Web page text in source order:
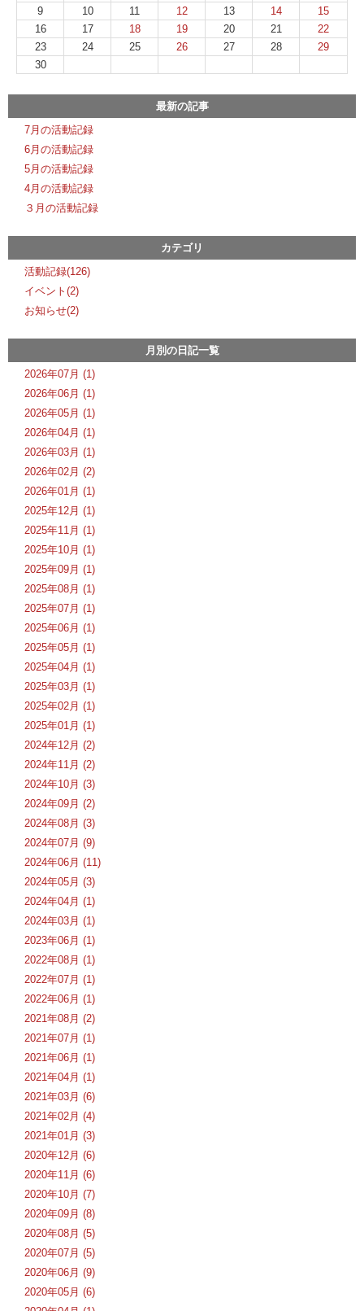
9
10 11 12 13 14
15
16
17 18 19 20 21
22
23
24 25 26 27 28
29
30
最新の記事
7月の活動記録
6月の活動記録
5月の活動記録
4月の活動記録
３月の活動記録
カテゴリ
活動記録(126)
イベント(2)
お知らせ(2)
月別の日記一覧
2026年07月 (1)
2026年06月 (1)
2026年05月 (1)
2026年04月 (1)
2026年03月 (1)
2026年02月 (2)
2026年01月 (1)
2025年12月 (1)
2025年11月 (1)
2025年10月 (1)
2025年09月 (1)
2025年08月 (1)
2025年07月 (1)
2025年06月 (1)
2025年05月 (1)
2025年04月 (1)
2025年03月 (1)
2025年02月 (1)
2025年01月 (1)
2024年12月 (2)
2024年11月 (2)
2024年10月 (3)
2024年09月 (2)
2024年08月 (3)
2024年07月 (9)
2024年06月 (11)
2024年05月 (3)
2024年04月 (1)
2024年03月 (1)
2023年06月 (1)
2022年08月 (1)
2022年07月 (1)
2022年06月 (1)
2021年08月 (2)
2021年07月 (1)
2021年06月 (1)
2021年04月 (1)
2021年03月 (6)
2021年02月 (4)
2021年01月 (3)
2020年12月 (6)
2020年11月 (6)
2020年10月 (7)
2020年09月 (8)
2020年08月 (5)
2020年07月 (5)
2020年06月 (9)
2020年05月 (6)